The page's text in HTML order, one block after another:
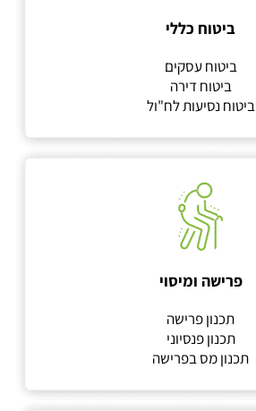
ביטוח כללי
ביטוח עסקים
ביטוח דירה
ביטוח נסיעות לח"ול
פרישה ומיסוי
תכנון פרישה
תכנון פנסיוני
תכנון מס בפרישה